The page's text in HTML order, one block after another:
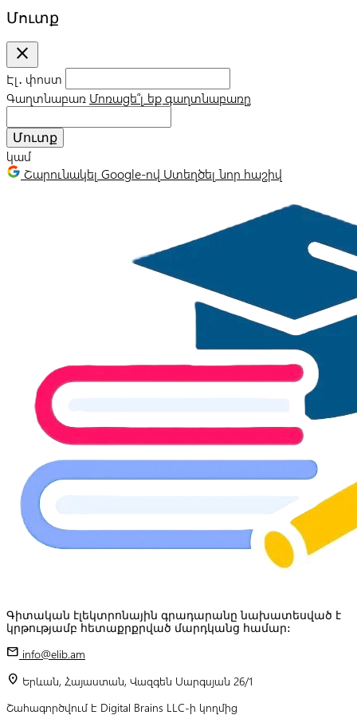
Մուտք
close
Էլ․ փոստ
Գաղտնաբառ Մոռացե՞լ եք գաղտնաբառը
Մուտք
կամ
Շարունակել Google-ով Ստեղծել նոր հաշիվ
Գիտական էլեկտրոնային գրադարանը նախատեսված է
կրթությամբ հետաքրքրված մարդկանց համար:
mail info@elib.am
location_on Երևան, Հայաստան, Վազգեն Սարգսյան 26/1
Շահագործվում է Digital Brains LLC-ի կողմից